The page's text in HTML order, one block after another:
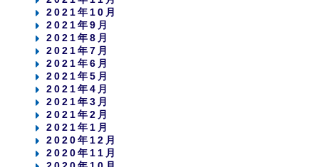
2021年10月
2021年9月
2021年8月
2021年7月
2021年6月
2021年5月
2021年4月
2021年3月
2021年2月
2021年1月
2020年12月
2020年11月